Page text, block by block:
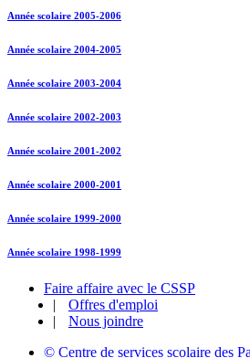
Année scolaire 2005-2006
Année scolaire 2004-2005
Année scolaire 2003-2004
Année scolaire 2002-2003
Année scolaire 2001-2002
Année scolaire 2000-2001
Année scolaire 1999-2000
Année scolaire 1998-1999
Faire affaire avec le CSSP
|
Offres d'emploi
|
Nous joindre
© Centre de services scolaire des